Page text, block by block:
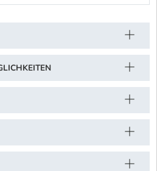
und pharmazeutische